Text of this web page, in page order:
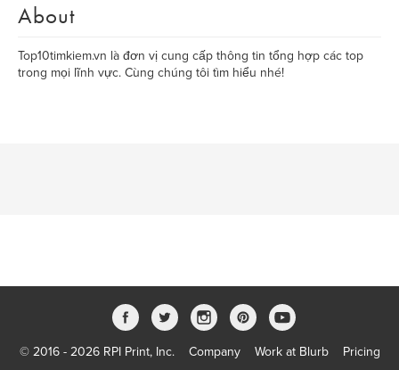
About
Top10timkiem.vn là đơn vị cung cấp thông tin tổng hợp các top
trong mọi lĩnh vực. Cùng chúng tôi tìm hiểu nhé!
© 2016 - 2026 RPI Print, Inc. Company Work at Blurb Pricing